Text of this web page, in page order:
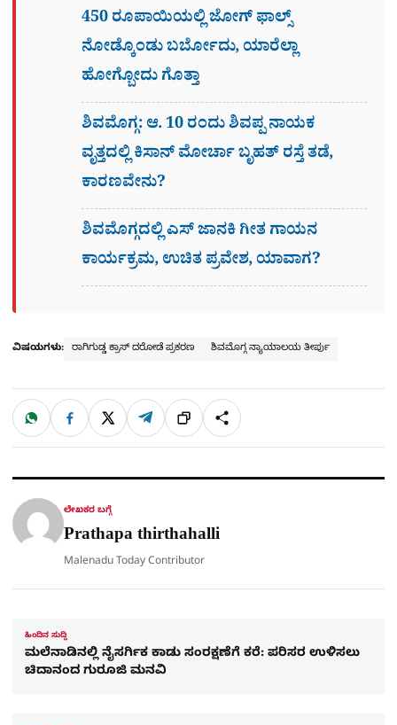
450 ರೂಪಾಯಿಯಲ್ಲಿ ಜೋಗ್​ ಫಾಲ್ಸ್​
ನೋಡ್ಕೊಂಡು ಬರ್ಬೋದು, ಯಾರೆಲ್ಲಾ
ಹೋಗ್ಬೋದು ಗೊತ್ತಾ
ಶಿವಮೊಗ್ಗ: ಆ. 10 ರಂದು ಶಿವಪ್ಪ ನಾಯಕ
ವೃತ್ತದಲ್ಲಿ ಕಿಸಾನ್ ಮೋರ್ಚಾ ಬೃಹತ್ ರಸ್ತೆ ತಡೆ,
ಕಾರಣವೇನು?
ಶಿವಮೊಗ್ಗದಲ್ಲಿ ಎಸ್​ ಜಾನಕಿ ಗೀತ ಗಾಯನ
ಕಾರ್ಯಕ್ರಮ, ಉಚಿತ ಪ್ರವೇಶ, ಯಾವಾಗ?
ವಿಷಯಗಳು: ರಾಗಿಗುಡ್ಡ ಕ್ರಾಸ್ ದರೋಡೆ ಪ್ರಕರಣ ಶಿವಮೊಗ್ಗ ನ್ಯಾಯಾಲಯ ತೀರ್ಪು
ಹಂಚಿಕೊಳ್ಳಿ
W
a
t
p
F
c
e
o
X T
l
e
a
ಲಿಂ
ಕ್
S
h
a
ಲೇಖಕರ ಬಗ್ಗೆ
Prathapa thirthahalli
Malenadu Today Contributor
ಹಿಂದಿನ ಸುದ್ದಿ
ಮಲೆನಾಡಿನಲ್ಲಿ ನೈಸರ್ಗಿಕ ಕಾಡು ಸಂರಕ್ಷಣೆಗೆ ಕರೆ: ಪರಿಸರ ಉಳಿಸಲು
ಚಿದಾನಂದ ಗುರೂಜಿ ಮನವಿ